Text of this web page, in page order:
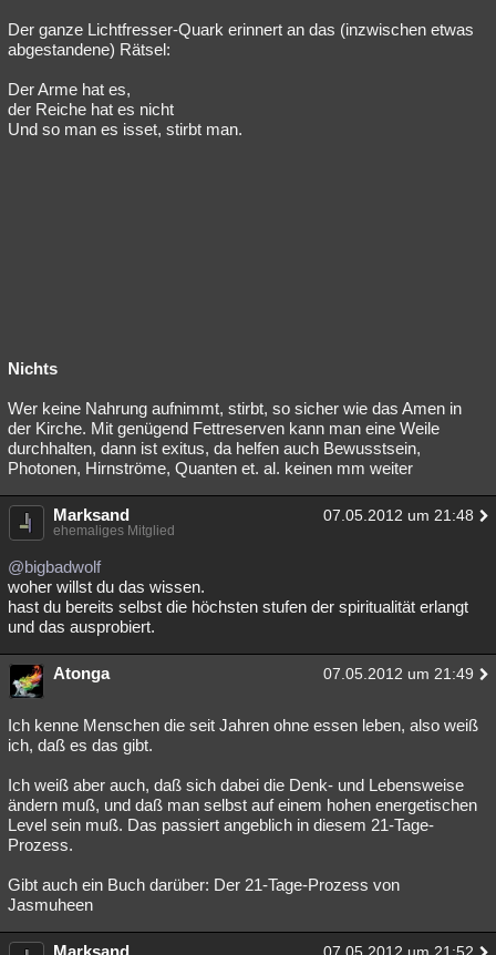
Der ganze Lichtfresser-Quark erinnert an das (inzwischen etwas
abgestandene) Rätsel:
Der Arme hat es,
der Reiche hat es nicht
Und so man es isset, stirbt man.
Nichts
Wer keine Nahrung aufnimmt, stirbt, so sicher wie das Amen in
der Kirche. Mit genügend Fettreserven kann man eine Weile
durchhalten, dann ist exitus, da helfen auch Bewusstsein,
Photonen, Hirnströme, Quanten et. al. keinen mm weiter
Marksand 07.05.2012 um 21:48
ehemaliges Mitglied
@bigbadwolf
woher willst du das wissen.
hast du bereits selbst die höchsten stufen der spiritualität erlangt
und das ausprobiert.
Atonga 07.05.2012 um 21:49
Ich kenne Menschen die seit Jahren ohne essen leben, also weiß
ich, daß es das gibt.
Ich weiß aber auch, daß sich dabei die Denk- und Lebensweise
ändern muß, und daß man selbst auf einem hohen energetischen
Level sein muß. Das passiert angeblich in diesem 21-Tage-
Prozess.
Gibt auch ein Buch darüber: Der 21-Tage-Prozess von
Jasmuheen
Marksand